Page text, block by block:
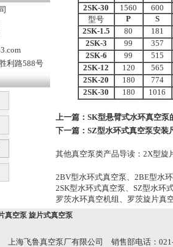
利路588号
2SK-30 1560
600
型号
P
S
2SK-1.5 80
181
2SK-3 99
357
2SK-6 99
515
2SK-12 120
565
2SK-20 180
774
2SK-30 180 1016
上一篇： SK型悬臂式水环真空泵
下一篇： SZ型水环式真空泵安装
其他真空泵类产品导读： 2X型旋
2BV型水环式真空泵、 2BE型水
2SK型水环式真空泵、 SZ型水环
罗茨水环真空机组 、 罗茨旋片真
真空泵 旋片式真空泵
上海飞鲁真空泵厂有限公司 销售部电话：